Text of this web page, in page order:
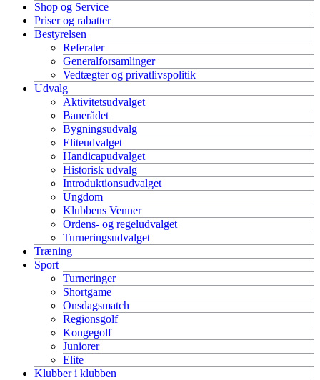
Shop og Service
Priser og rabatter
Bestyrelsen
Referater
Generalforsamlinger
Vedtægter og privatlivspolitik
Udvalg
Aktivitetsudvalget
Banerådet
Bygningsudvalg
Eliteudvalget
Handicapudvalget
Historisk udvalg
Introduktionsudvalget
Ungdom
Klubbens Venner
Ordens- og regeludvalget
Turneringsudvalget
Træning
Sport
Turneringer
Shortgame
Onsdagsmatch
Regionsgolf
Kongegolf
Juniorer
Elite
Klubber i klubben